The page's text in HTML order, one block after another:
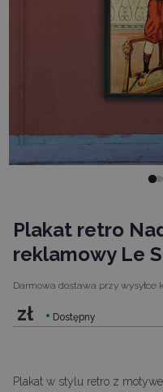
Plakat retro
reklamowy Le
Darmowa dostawa przy wysyłce
zł Dostępny
Plakat w stylu retro z